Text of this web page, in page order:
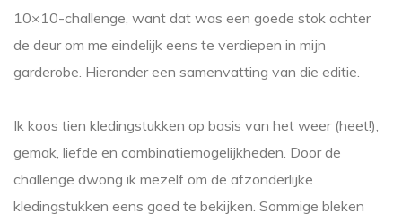
10×10-challenge, want dat was een goede stok achter
de deur om me eindelijk eens te verdiepen in mijn
garderobe. Hieronder een samenvatting van die editie.
Ik koos tien kledingstukken op basis van het weer (heet!),
gemak, liefde en combinatiemogelijkheden. Door de
challenge dwong ik mezelf om de afzonderlijke
kledingstukken eens goed te bekijken. Sommige bleken